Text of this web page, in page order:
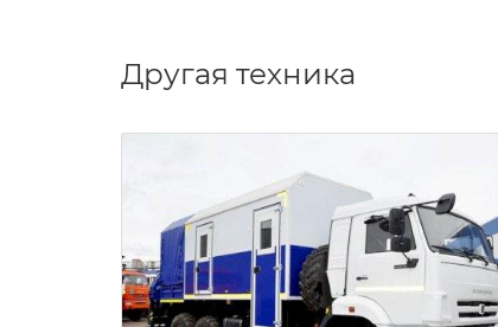
Другая техника